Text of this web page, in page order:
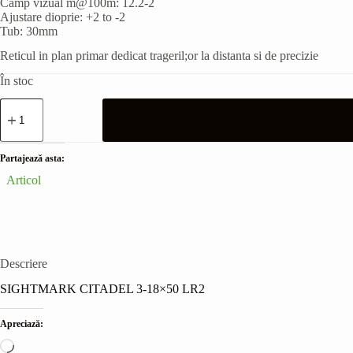
Camp vizual m@100m: 12.2-2
Ajustare dioprie: +2 to -2
Tub: 30mm
Reticul in plan primar dedicat trageril;or la distanta si de precizie
În stoc
Cantitate
SIGHTMARK
3-
18x50
Partajează asta:
Articol
Descriere
SIGHTMARK CITADEL 3-18×50 LR2
Apreciază:
Încarc...